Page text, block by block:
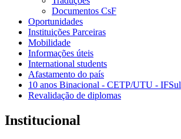
Documentos CsF
Oportunidades
Instituições Parceiras
Mobilidade
Informações úteis
International students
Afastamento do país
10 anos Binacional - CETP/UTU - IFSul
Revalidação de diplomas
Institucional